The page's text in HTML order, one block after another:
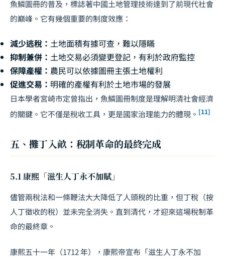
魚鱗圖冊的普及，標誌著中國土地管理技術達到了前現代社會
的巔峰。它有幾個重要的制度效應：
減少逃稅： 土地面積有據可查，難以隱瞞
抑制兼併： 土地交易必須變更登記，有利於政府監控
保障產權： 農民可以依據圖冊主張土地權利
促進交易： 明確的產權有利於土地市場的發展
日本學者宮崎市定曾指出，魚鱗圖冊制度是理解明清社會經濟
的關鍵。它不僅是稅收工具，更是國家治理能力的體現。 [11]
五、攤丁入畝：稅制革命的最終完成
5.1 康熙「滋生人丁永不加賦」
儘管兩稅法和一條鞭法大大降低了人頭稅的比重，但丁稅（按
人丁徵收的稅）並未完全消失。直到清代，才迎來這場稅制革
命的最終章。
康熙五十一年（1712 年），康熙帝宣布「滋生人丁永不加